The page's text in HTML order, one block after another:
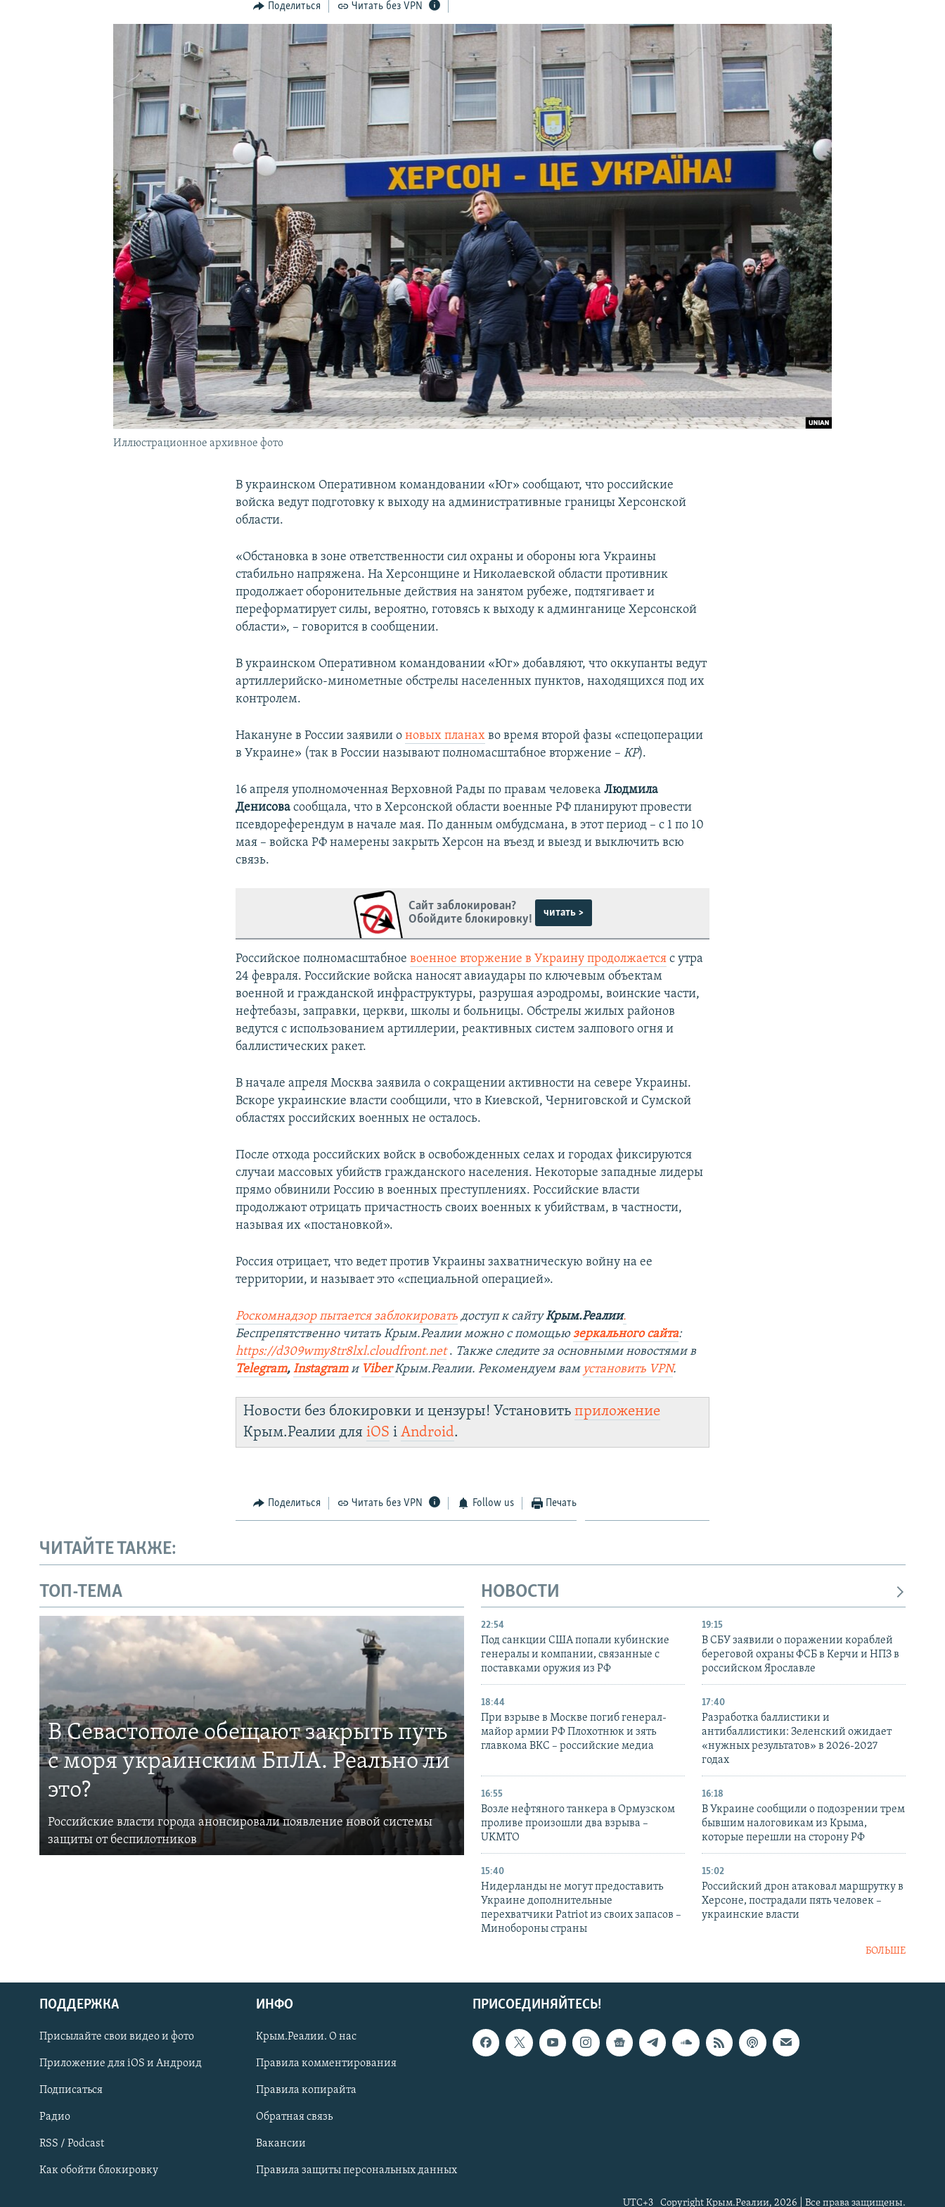
КРЫМ.НЕПОКОРЕННЫЙ
УКРАИНСКАЯ ПРОБЛЕМА КРЫМА
Українською
Qırımtatar
ПРИСОЕДИНЯЙТЕСЬ!
Поделиться Читать без VPN
Иллюстрационное архивное фото
В украинском Оперативном командовании «Юг» сообщают, что российские
войска ведут подготовку к выходу на административные границы Херсонской
области.
«Обстановка в зоне ответственности сил охраны и обороны юга Украины
стабильно напряжена. На Херсонщине и Николаевской области противник
продолжает оборонительные действия на занятом рубеже, подтягивает и
переформатирует силы, вероятно, готовясь к выходу к админганице Херсонской
области», – говорится в сообщении.
В украинском Оперативном командовании «Юг» добавляют, что оккупанты ведут
артиллерийско-минометные обстрелы населенных пунктов, находящихся под их
контролем.
Накануне в России заявили оновых планах во время второй фазы «спецоперации
в Украине» (так в России называют полномасштабное вторжение –КР).
16 апреля уполномоченная Верховной Рады по правам человекаЛюдмила
Денисова сообщала, что в Херсонской области военные РФ планируют провести
псевдореферендум в начале мая. По данным омбудсмана, в этот период – с 1 по 10
мая – войска РФ намерены закрыть Херсон на въезд и выезд и выключить всю
связь.
Сайт заблокирован?
Обойдите блокировку!
читать >
Российское полномасштабноевоенное вторжение в Украину продолжается с утра
24 февраля. Российские войска наносят авиаудары по ключевым объектам
военной и гражданской инфраструктуры, разрушая аэродромы, воинские части,
нефтебазы, заправки, церкви, школы и больницы. Обстрелы жилых районов
ведутся с использованием артиллерии, реактивных систем залпового огня и
баллистических ракет.
В начале апреля Москва заявила о сокращении активности на севере Украины.
Вскоре украинские власти сообщили, что в Киевской, Черниговской и Сумской
областях российских военных не осталось.
После отхода российских войск в освобожденных селах и городах фиксируются
случаи массовых убийств гражданского населения. Некоторые западные лидеры
прямо обвинили Россию в военных преступлениях. Российские власти
продолжают отрицать причастность своих военных к убийствам, в частности,
называя их «постановкой».
Россия отрицает, что ведет против Украины захватническую войну на ее
территории, и называет это «специальной операцией».
Роскомнадзор пытается заблокировать доступ к сайтуКрым.Реалии.
Беспрепятственно читать Крым.Реалии можно с помощьюзеркального сайта:
https://d309wmy8tr8lxl.cloudfront.net​. Также следите за основными новостями в
Telegram, Instagramи ViberКрым.Реалии. Рекомендуем вам установить VPN.
Новости без блокировки и цензуры! Установитьприложение
Крым.Реалии дляiOS іAndroid.
Поделиться Читать без VPN Follow us Печать
ЧИТАЙТЕ ТАКЖЕ:
ТОП-ТЕМА
В Севастополе обещают закрыть путь
с моря украинским БпЛА. Реально ли
это?
Российские власти города анонсировали появление новой системы
защиты от беспилотников
НОВОСТИ
22:54
Под санкции США попали кубинские
генералы и компании, связанные с
поставками оружия из РФ
19:15
В СБУ заявили о поражении кораблей
береговой охраны ФСБ в Керчи и НПЗ в
российском Ярославле
18:44
При взрыве в Москве погиб генерал-
майор армии РФ Плохотнюк и зять
главкома ВКС – российские медиа
17:40
Разработка баллистики и
антибаллистики: Зеленский ожидает
«нужных результатов» в 2026-2027
годах
16:55
Возле нефтяного танкера в Ормузском
проливе произошли два взрыва –
UKMTO
16:18
В Украине сообщили о подозрении трем
бывшим налоговикам из Крыма,
которые перешли на сторону РФ
15:40
Нидерланды не могут предоставить
Украине дополнительные
перехватчики Patriot из своих запасов –
Минобороны страны
15:02
Российский дрон атаковал маршрутку в
Херсоне, пострадали пять человек –
украинские власти
БОЛЬШЕ
ПРИСОЕДИНЯЙТЕСЬ!
ПОДДЕРЖКА
Присылайте свои видео и фото
Приложение для iOS и Андроид
Подписаться
Радио
RSS / Podcast
Как обойти блокировку
ИНФО
Крым.Реалии. О нас
Правила комментирования
Правила копирайта
Обратная связь
Вакансии
Правила защиты персональных данных
Copyright Крым.Реалии, 2026 | Все права защищены.
UTC+3